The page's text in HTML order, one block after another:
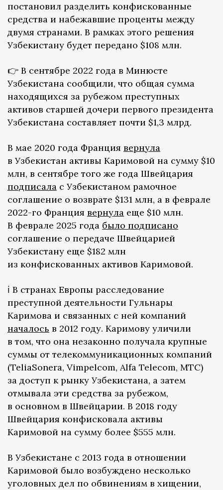
постановил разделить конфискованные
средства и набежавшие проценты между
двумя странами. В рамках этого решения
Узбекистану будет передано $108 млн.
👉 В сентябре 2022 года в Минюсте
Узбекистана сообщили, что общая сумма
находящихся за рубежом преступных
активов старшей дочери первого президента
Узбекистана составляет почти $1,3 млрд.
В мае 2020 года Франция вернула
в Узбекистан активы Каримовой на сумму $10
млн, в сентябре того же года Швейцария
подписала с Узбекистаном рамочное
соглашение о возврате $131 млн, а в феврале
2022-го Франция вернула еще $10 млн.
В феврале 2025 года было подписано
соглашение о передаче Швейцарией
Узбекистану еще $182 млн
из конфискованных активов Каримовой.
ℹ️ В странах Европы расследование
преступной деятельности Гульнары
Каримова и связанных с ней компаний
началось в 2012 году. Каримову уличили
в том, что она незаконно получала крупные
суммы от телекоммуникационных компаний
(TeliaSonera, Vimpelcom, Alfa Telecom, МТС)
за доступ к рынку Узбекистана, а затем
отмывала эти средства за рубежом,
в основном в Швейцарии. В 2018 году
Швейцария конфисковала активы
Каримовой на сумму более $555 млн.
В Узбекистане с 2013 года в отношении
Каримовой было возбуждено несколько
уголовных дел по обвинениям в хищении,